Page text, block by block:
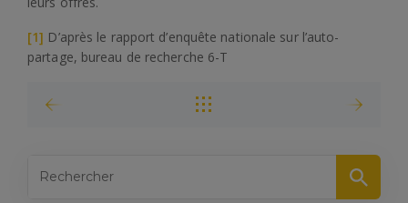
[1] D’après le rapport d’enquête nationale sur l’auto-
partage, bureau de recherche 6-T